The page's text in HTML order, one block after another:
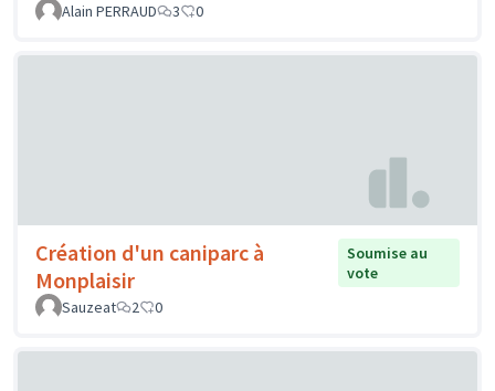
Alain PERRAUD 3 0
Création d'un caniparc à
Monplaisir
Soumise au
vote
Sauzeat
2 0